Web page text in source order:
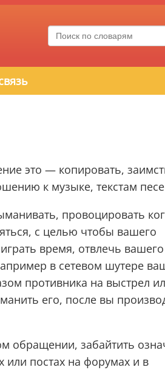
это — копировать,
к музыке, текстам
провоцировать
с целью чтобы вашего
время, отвлечь вашего
в сетевом шутере
противника на выстрел
его, после вы
обращении, забайтить
или постах на форумах и в